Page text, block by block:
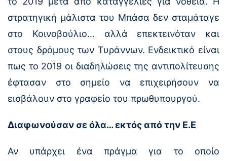
στρατηγική μάλιστα του Μπάσα δεν σταμάταγε
στο Κοινοβούλιο… αλλά επεκτεινόταν και
στους δρόμους των Τυράννων. Ενδεικτικό είναι
πως το 2019 οι διαδηλώσεις της αντιπολίτευσης
έφτασαν στο σημείο να επιχειρήσουν να
εισβάλουν στο γραφείο του πρωθυπουργού.
Διαφωνούσαν σε όλα… εκτός από την Ε.Ε
Αν υπάρχει ένα πράγμα για το οποίο